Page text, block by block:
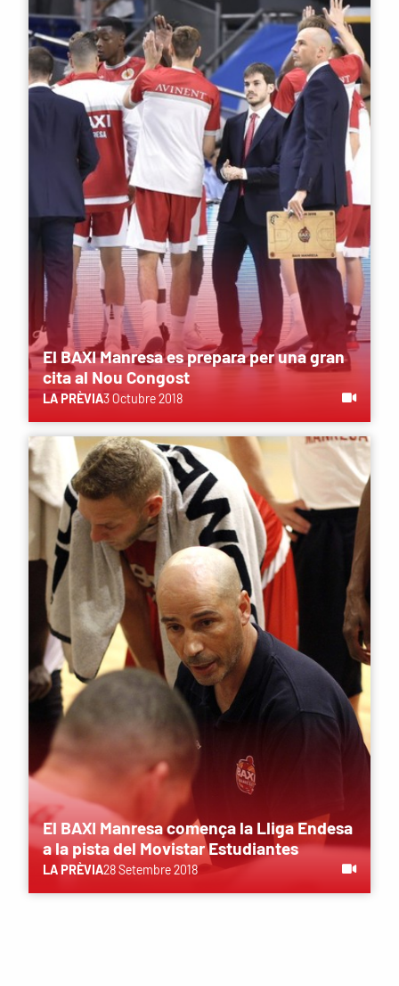
El BAXI Manresa es prepara per una gran
cita al Nou Congost
LA PRÈVIA3 Octubre 2018
El BAXI Manresa comença la Lliga Endesa
a la pista del Movistar Estudiantes
LA PRÈVIA28 Setembre 2018